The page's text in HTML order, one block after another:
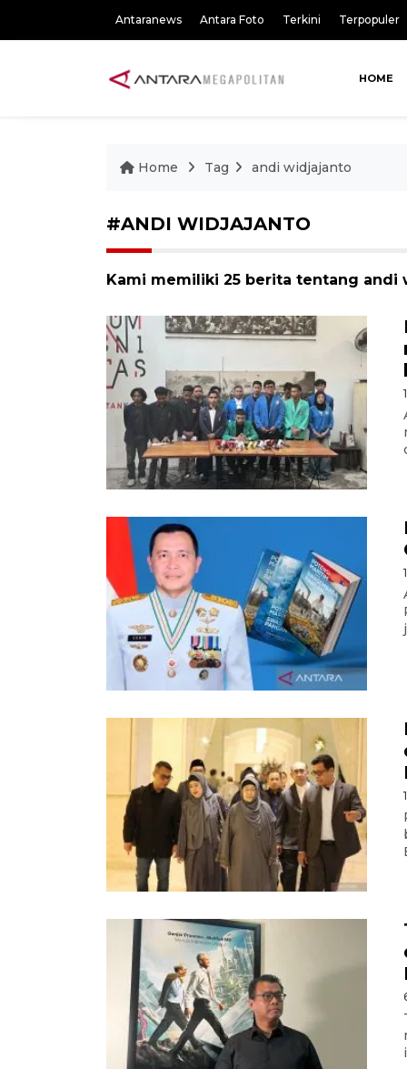
Antaranews Antara Foto Terkini Terpopuler
HOME
Home Tag andi widjajanto
#ANDI WIDJAJANTO
Kami memiliki 25 berita tentang andi